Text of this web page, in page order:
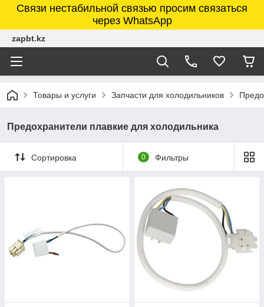
Связи нестабильной связью просим связаться
через WhatsApp
zapbt.kz
Товары и услуги Запчасти для холодильников
Предохранители плавкие для холодильника
Сортировка 0 Фильтры